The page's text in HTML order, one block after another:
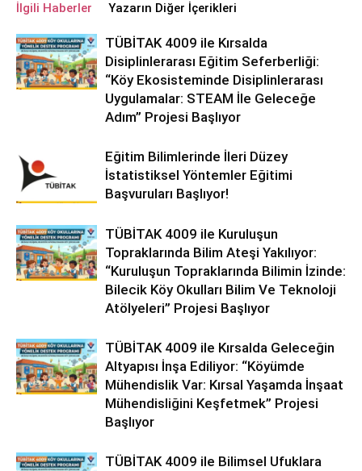
İlgili Haberler Yazarın Diğer İçerikleri
TÜBİTAK 4009 ile Kırsalda
Disiplinlerarası Eğitim Seferberliği:
“Köy Ekosisteminde Disiplinlerarası
Uygulamalar: STEAM İle Geleceğe
Adım” Projesi Başlıyor
Eğitim Bilimlerinde İleri Düzey
İstatistiksel Yöntemler Eğitimi
Başvuruları Başlıyor!
TÜBİTAK 4009 ile Kuruluşun
Topraklarında Bilim Ateşi Yakılıyor:
“Kuruluşun Topraklarında Bilimin İzinde:
Bilecik Köy Okulları Bilim Ve Teknoloji
Atölyeleri” Projesi Başlıyor
TÜBİTAK 4009 ile Kırsalda Geleceğin
Altyapısı İnşa Ediliyor: “Köyümde
Mühendislik Var: Kırsal Yaşamda İnşaat
Mühendisliğini Keşfetmek” Projesi
Başlıyor
TÜBİTAK 4009 ile Bilimsel Ufuklara